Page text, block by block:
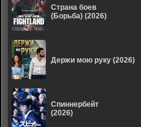
Страна боев
(Борьба) (2026)
Держи мою руку (2026)
Спиннербейт
(2026)